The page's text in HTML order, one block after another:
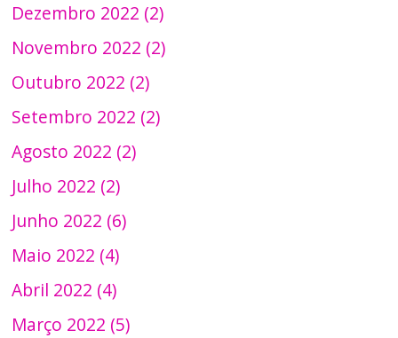
Dezembro 2022 (2)
Novembro 2022 (2)
Outubro 2022 (2)
Setembro 2022 (2)
Agosto 2022 (2)
Julho 2022 (2)
Junho 2022 (6)
Maio 2022 (4)
Abril 2022 (4)
Março 2022 (5)